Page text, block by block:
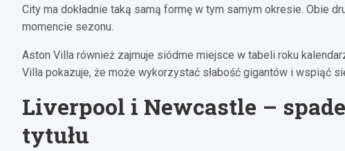
City ma dokładnie taką samą formę w tym samym okresie. Obie
momencie sezonu.
Aston Villa również zajmuje siódme miejsce w tabeli roku
Villa pokazuje, że może wykorzystać słabość gigantów i wspiąć
Liverpool i Newcastle –
tytułu